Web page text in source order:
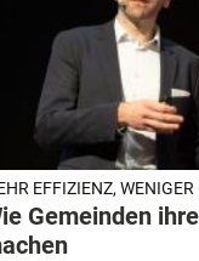
EFFIZIENZ,
Gemeinden